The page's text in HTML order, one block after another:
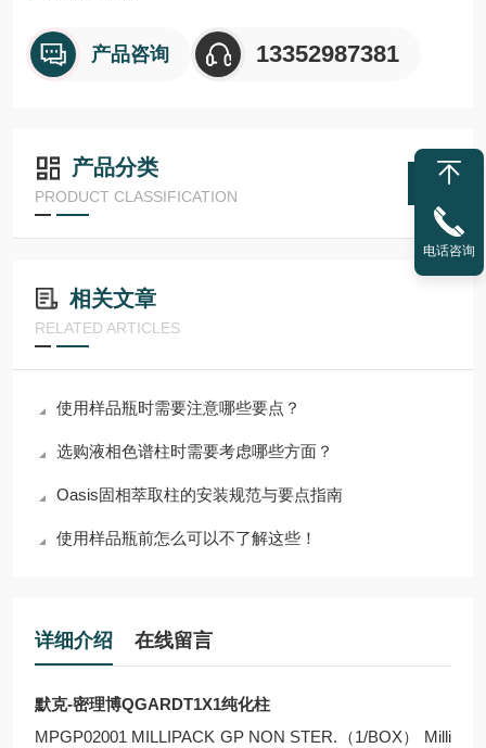
产品咨询 13352987381
产品分类
PRODUCT CLASSIFICATION
相关文章
RELATED ARTICLES
使用样品瓶时需要注意哪些要点？
选购液相色谱柱时需要考虑哪些方面？
Oasis固相萃取柱的安装规范与要点指南
使用样品瓶前怎么可以不了解这些！
详细介绍 在线留言
默克-密理博QGARDT1X1纯化柱
MPGP02001 MILLIPACK GP NON STER.（1/BOX） Milli
电话咨询